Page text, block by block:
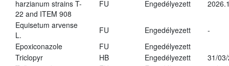
harzianum strains T-
22 and ITEM 908
FU Engedélyezett
Equisetum arvense
L.
FU Engedélyezett
-
Epoxiconazole
FU
Engedélyezett
Triclopyr
HB Engedélyezett
31/